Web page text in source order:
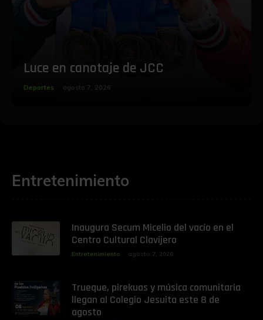
Luce en canotaje de JCC
Deportes agosto 7, 2026
Entretenimiento
Inaugura Secum Micelio del vacío en el
Centro Cultural Clavijero
Entretenimiento agosto 7, 2026
Trueque, pirekuas y música comunitaria
llegan al Colegio Jesuita este 8 de
agosto